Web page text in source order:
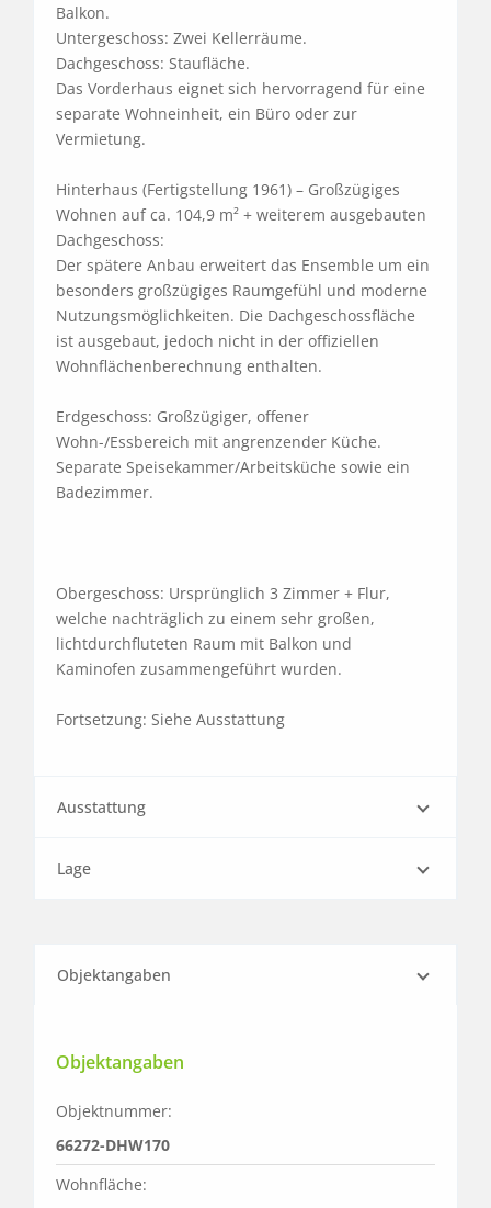
Balkon.
Untergeschoss: Zwei Kellerräume.
Dachgeschoss: Staufläche.
Das Vorderhaus eignet sich hervorragend für eine
separate Wohneinheit, ein Büro oder zur
Vermietung.
Hinterhaus (Fertigstellung 1961) – Großzügiges
Wohnen auf ca. 104,9 m² + weiterem ausgebauten
Dachgeschoss:
Der spätere Anbau erweitert das Ensemble um ein
besonders großzügiges Raumgefühl und moderne
Nutzungsmöglichkeiten. Die Dachgeschossfläche
ist ausgebaut, jedoch nicht in der offiziellen
Wohnflächenberechnung enthalten.
Erdgeschoss: Großzügiger, offener
Wohn-/Essbereich mit angrenzender Küche.
Separate Speisekammer/Arbeitsküche sowie ein
Badezimmer.
Obergeschoss: Ursprünglich 3 Zimmer + Flur,
welche nachträglich zu einem sehr großen,
lichtdurchfluteten Raum mit Balkon und
Kaminofen zusammengeführt wurden.
Fortsetzung: Siehe Ausstattung
Ausstattung
Lage
Objektangaben
Objektangaben
Objektnummer:
66272-DHW170
Wohnfläche: